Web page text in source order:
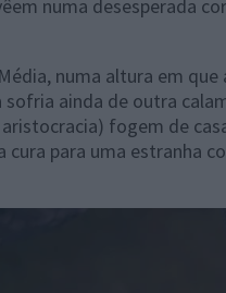
numa desesperada
numa altura em
sofria ainda de outra
fogem de
cura para uma estranha